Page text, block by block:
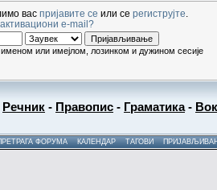
вас пријавите се или се региструјте
активациони e-mail?
или имејлом, лозинком и дужином сесије
Речник - Правопис - Граматика-
ФОРУМА КАЛЕНДАР ТАГОВИ